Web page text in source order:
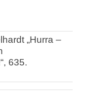
„Hurra –
635.